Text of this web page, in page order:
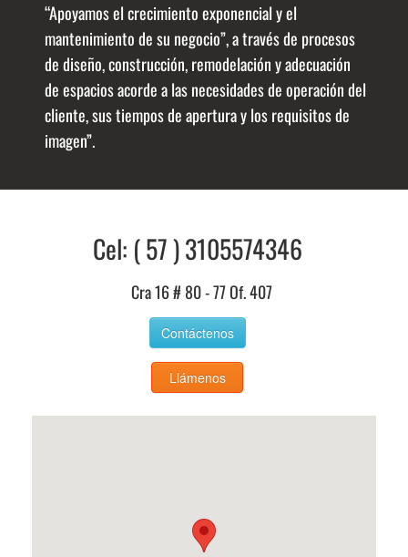
“Apoyamos el crecimiento exponencial y el
mantenimiento de su negocio”, a través de procesos
de diseño, construcción, remodelación y adecuación
de espacios acorde a las necesidades de operación del
cliente, sus tiempos de apertura y los requisitos de
imagen”.
Cel: ( 57 ) 3105574346
Cra 16 # 80 - 77 Of. 407
Contáctenos
Llámenos